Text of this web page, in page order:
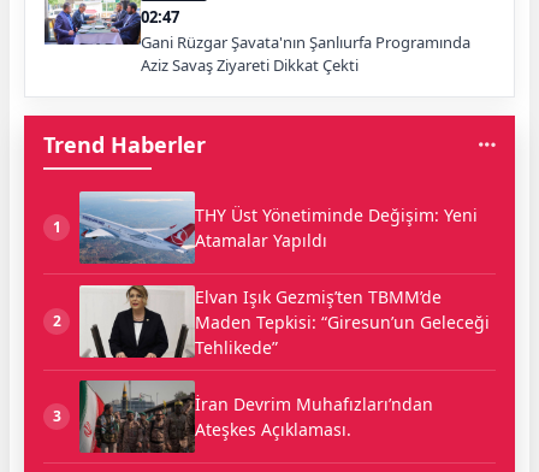
02:47
Gani Rüzgar Şavata'nın Şanlıurfa Programında
Aziz Savaş Ziyareti Dikkat Çekti
Trend Haberler
1
THY Üst Yönetiminde Değişim: Yeni
Atamalar Yapıldı
2
Elvan Işık Gezmiş’ten TBMM’de
Maden Tepkisi: “Giresun’un Geleceği
Tehlikede”
3
İran Devrim Muhafızları’ndan
Ateşkes Açıklaması.